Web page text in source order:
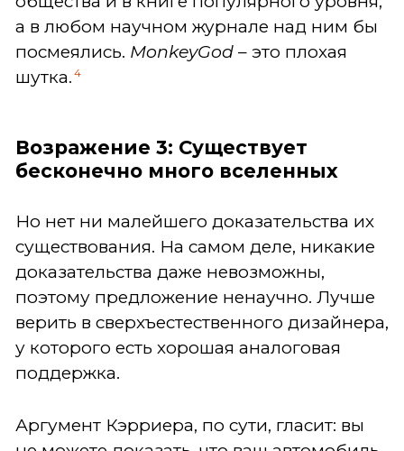
а в любом научном журнале над ним бы
посмеялись. MonkeyGod – это плохая
шутка. 4
Возражение 3: Существует
бесконечно много вселенных
Но нет ни малейшего доказательства их
существования. На самом деле, никакие
доказательства даже невозможны,
поэтому предложение ненаучно. Лучше
верить в сверхъестественного дизайнера,
у которого есть хорошая аналоговая
поддержка.
Аргумент Кэрриера, по сути, гласит: вы